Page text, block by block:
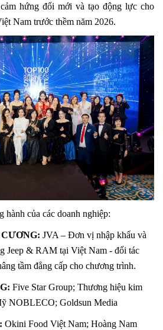
hứng đổi mới và tạo động lực cho
Nam trước thềm năm 2026.
của các doanh nghiệp:
JVA – Đơn vị nhập khẩu và
Jeep & RAM tại Việt Nam - đối tác
tầm đẳng cấp cho chương trình.
Five Star Group; Thương hiệu kim
NOBLECO; Goldsun Media
Okini Food Việt Nam; Hoàng Nam